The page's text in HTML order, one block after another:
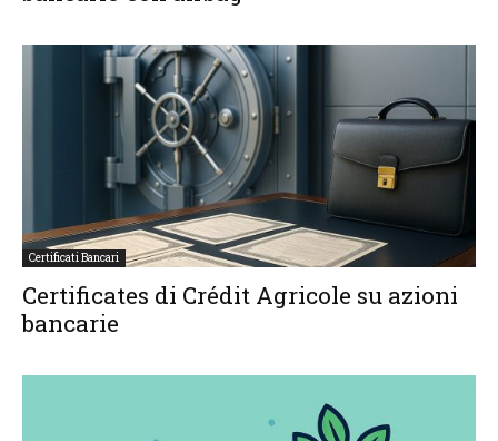
Certificati Bancari
Certificates di Crédit Agricole su azioni
bancarie